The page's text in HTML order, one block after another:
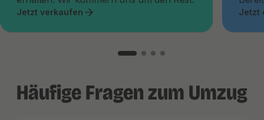
Jetzt verkaufen Jetzt
Häufige Fragen zum Umzug